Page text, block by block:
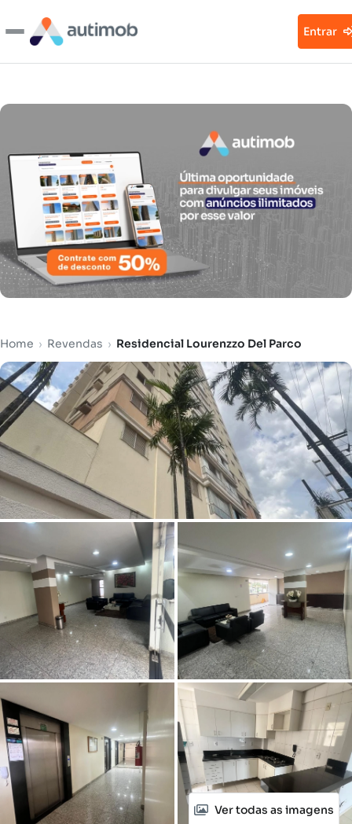
Entrar
Home › Revendas › Residencial Lourenzzo Del Parco
Ver todas as imagens